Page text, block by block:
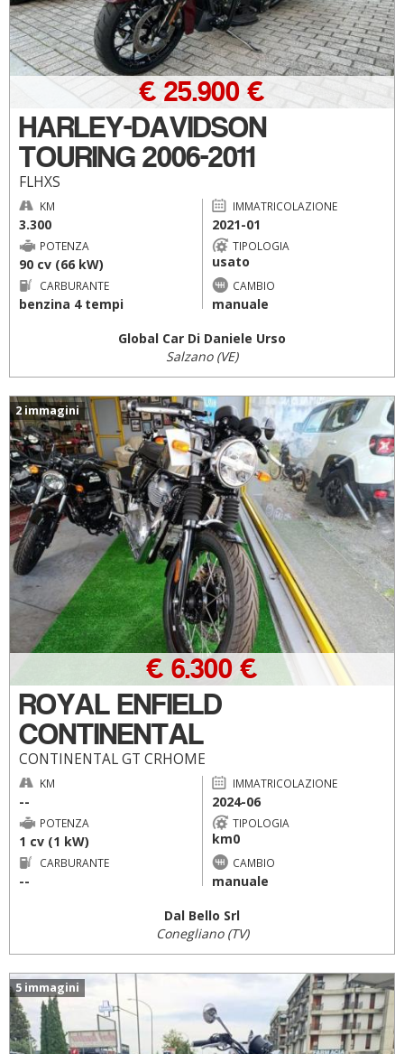
HARLEY-DAVIDSON
TOURING 2006-2011
FLHXS
€ 25.900 €
KM
3.300
IMMATRICOLAZIONE
2021-01
POTENZA
90 cv (66 kW)
TIPOLOGIA
usato
CARBURANTE
benzina 4 tempi
CAMBIO
manuale
Global Car Di Daniele Urso
Salzano (VE)
2 immagini
ROYAL ENFIELD
CONTINENTAL
CONTINENTAL GT CRHOME
€ 6.300 €
KM
--
IMMATRICOLAZIONE
2024-06
POTENZA
1 cv (1 kW)
TIPOLOGIA
km0
CARBURANTE
--
CAMBIO
manuale
Dal Bello Srl
Conegliano (TV)
5 immagini